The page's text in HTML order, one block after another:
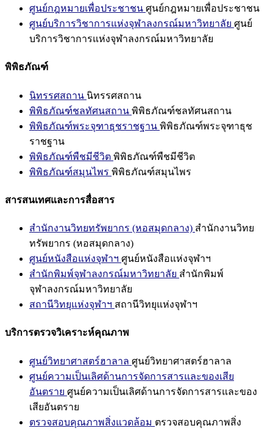
ศูนย์กฎหมายเพื่อประชาชน ศูนย์กฎหมายเพื่อประชาชน
ศูนย์บริการวิชาการแห่งจุฬาลงกรณ์มหาวิทยาลัย ศูนย์
บริการวิชาการแห่งจุฬาลงกรณ์มหาวิทยาลัย
พิพิธภัณฑ์
นิทรรศสถาน นิทรรศสถาน
พิพิธภัณฑ์ชลทัศนสถาน พิพิธภัณฑ์ชลทัศนสถาน
พิพิธภัณฑ์พระจุฑาธุชราชฐาน พิพิธภัณฑ์พระจุฑาธุช
ราชฐาน
พิพิธภัณฑ์พืชมีชีวิต พิพิธภัณฑ์พืชมีชีวิต
พิพิธภัณฑ์สมุนไพร พิพิธภัณฑ์สมุนไพร
สารสนเทศและการสื่อสาร
สำนักงานวิทยทรัพยากร (หอสมุดกลาง) สำนักงานวิทย
ทรัพยากร (หอสมุดกลาง)
ศูนย์หนังสือแห่งจุฬาฯ ศูนย์หนังสือแห่งจุฬาฯ
สำนักพิมพ์จุฬาลงกรณ์มหาวิทยาลัย สำนักพิมพ์
จุฬาลงกรณ์มหาวิทยาลัย
สถานีวิทยุแห่งจุฬาฯ สถานีวิทยุแห่งจุฬาฯ
บริการตรวจวิเคราะห์คุณภาพ
ศูนย์วิทยาศาสตร์ฮาลาล ศูนย์วิทยาศาสตร์ฮาลาล
ศูนย์ความเป็นเลิศด้านการจัดการสารและของเสีย
อันตราย ศูนย์ความเป็นเลิศด้านการจัดการสารและของ
เสียอันตราย
ตรวจสอบคุณภาพสิ่งแวดล้อม ตรวจสอบคุณภาพสิ่ง